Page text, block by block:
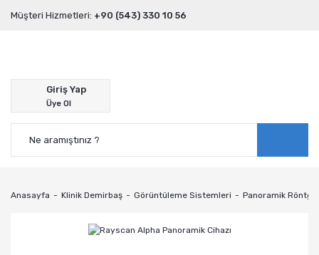
Müşteri Hizmetleri: +90 (543) 330 10 56
Giriş Yap
Üye Ol
Anasayfa Klinik Demirbaş Görüntüleme Sistemleri Panoramik